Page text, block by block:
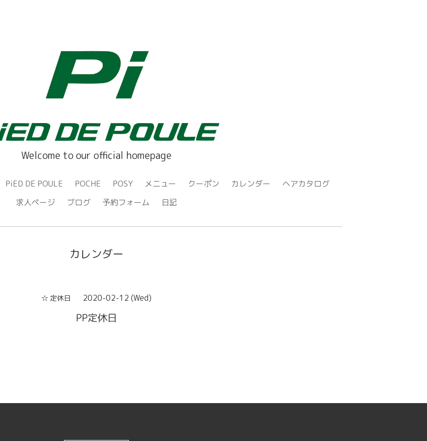
Welcome to our official homepage
PiED DE POULE POCHE POSY メニュー クーポン カレンダー
ヘアカタログ
求人ページ
ブログ 予約フォーム 日記
カレンダー
☆ 定休日 2020-02-12 (Wed)
PP定休日